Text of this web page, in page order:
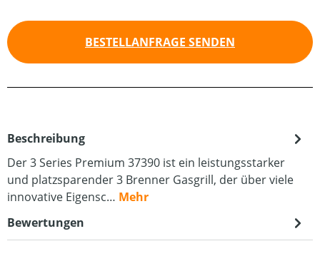
BESTELLANFRAGE SENDEN
Beschreibung
Der 3 Series Premium 37390 ist ein leistungsstarker
und platzsparender 3 Brenner Gasgrill, der über viele
innovative Eigensc… Mehr
Bewertungen